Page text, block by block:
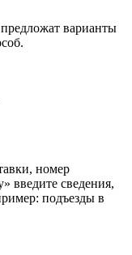
варианты
номер
введите сведения,
подъезды в